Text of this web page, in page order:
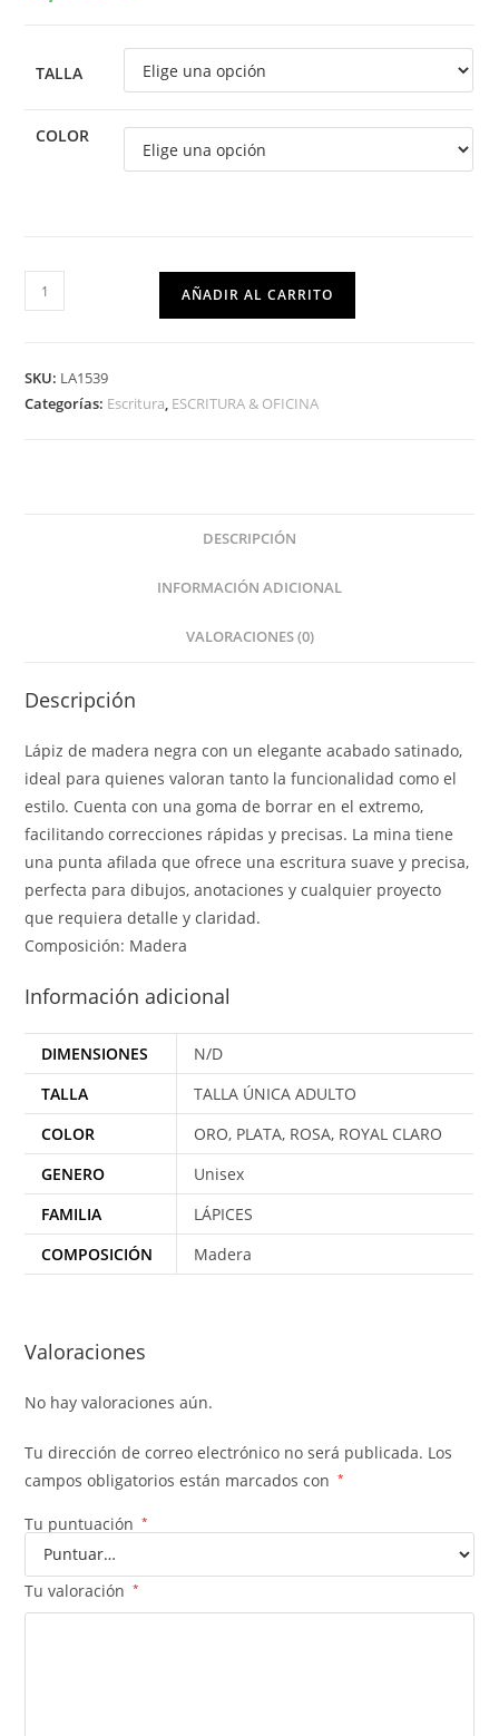
TALLA
COLOR
AÑADIR AL CARRITO
SKU: LA1539
Categorías: Escritura, ESCRITURA & OFICINA
DESCRIPCIÓN
INFORMACIÓN ADICIONAL
VALORACIONES (0)
Descripción
Lápiz de madera negra con un elegante acabado satinado,
ideal para quienes valoran tanto la funcionalidad como el
estilo. Cuenta con una goma de borrar en el extremo,
facilitando correcciones rápidas y precisas. La mina tiene
una punta afilada que ofrece una escritura suave y precisa,
perfecta para dibujos, anotaciones y cualquier proyecto
que requiera detalle y claridad.
Composición: Madera
Información adicional
DIMENSIONES
N/D
TALLA
TALLA ÚNICA ADULTO
COLOR
ORO, PLATA, ROSA, ROYAL CLARO
GENERO
Unisex
FAMILIA
LÁPICES
COMPOSICIÓN
Madera
Valoraciones
No hay valoraciones aún.
Tu dirección de correo electrónico no será publicada. Los
campos obligatorios están marcados con
*
Tu puntuación *
Tu valoración *